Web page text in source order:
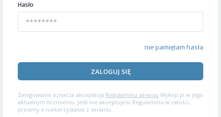
Hasło
nie pamiętam hasła
ZALOGUJ SIĘ
Zalogowanie oznacza akceptację Regulaminu serwisu Wykop.pl w jego
aktualnym brzmieniu. Jeśli nie akceptujesz Regulaminu w całości,
prosimy o niekorzystanie z serwisu.